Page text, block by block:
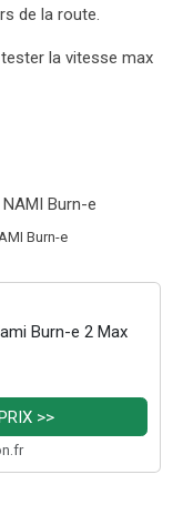
de la route.
la vitesse max
Burn-e
Burn-e 2 Max
>>